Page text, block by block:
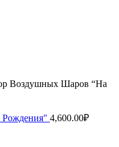
Воздушных Шаров “На
4,600.00₽